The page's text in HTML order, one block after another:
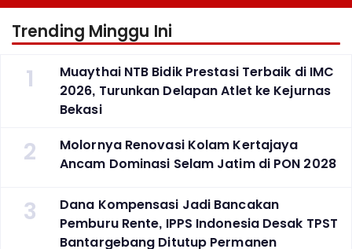
Trending Minggu Ini
1
Muaythai NTB Bidik Prestasi Terbaik di IMC
2026, Turunkan Delapan Atlet ke Kejurnas
Bekasi
2
Molornya Renovasi Kolam Kertajaya
Ancam Dominasi Selam Jatim di PON 2028
3
Dana Kompensasi Jadi Bancakan
Pemburu Rente, IPPS Indonesia Desak TPST
Bantargebang Ditutup Permanen